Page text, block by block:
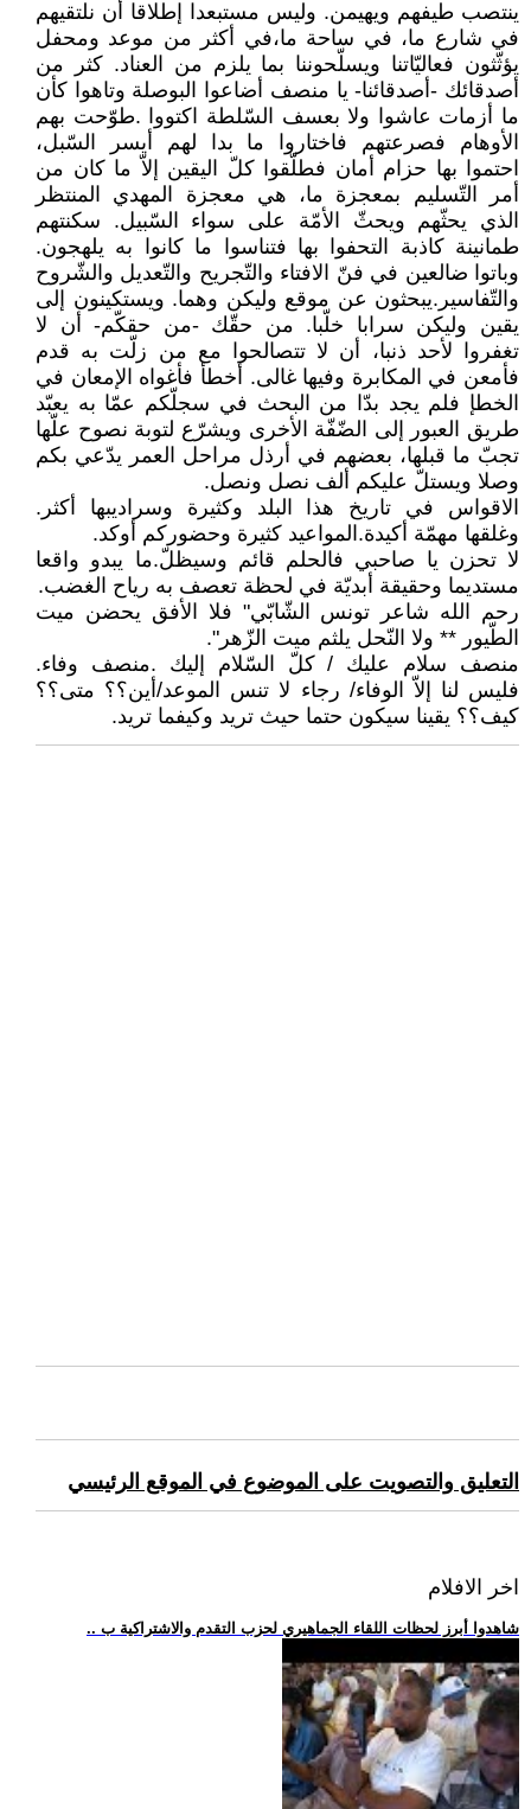
ينتصب طيفهم ويهيمن. وليس مستبعدا إطلاقا أن نلتقيهم
في شارع ما، في ساحة ما،في أكثر من موعد ومحفل
يؤثّثون فعاليّاتنا ويسلّحوننا بما يلزم من العناد. كثر من
أصدقائك -أصدقائنا- يا منصف أضاعوا البوصلة وتاهوا كأن
ما أزمات عاشوا ولا بعسف السّلطة اكتووا .طوّحت بهم
الأوهام فصرعتهم فاختاروا ما بدا لهم أيسر السّبل،
احتموا بها حزام أمان فطلّقوا كلّ اليقين إلاّ ما كان من
أمر التّسليم بمعجزة ما، هي معجزة المهدي المنتظر
الذي يحثّهم ويحثّ الأمّة على سواء السّبيل. سكنتهم
طمانينة كاذبة التحفوا بها فتناسوا ما كانوا به يلهجون.
وباتوا ضالعين في فنّ الافتاء والتّجريح والتّعديل والشّروح
والتّفاسير.يبحثون عن موقع وليكن وهما. ويستكينون إلى
يقين وليكن سرابا خلّبا. من حقّك -من حقكّم- أن لا
تغفروا لأحد ذنبا، أن لا تتصالحوا مع من زلّت به قدم
فأمعن في المكابرة وفيها غالى. أخطأ فأغواه الإمعان في
الخطإ فلم يجد بدّا من البحث في سجلّكم عمّا به يعبّد
طريق العبور إلى الضّفّة الأخرى ويشرّع لتوبة نصوح علّها
تجبّ ما قبلها، بعضهم في أرذل مراحل العمر يدّعي بكم
وصلا ويستلّ عليكم ألف نصل ونصل.
الاقواس في تاريخ هذا البلد وكثيرة وسراديبها أكثر.
وغلقها مهمّة أكيدة.المواعيد كثيرة وحضوركم أوكد.
لا تحزن يا صاحبي فالحلم قائم وسيظلّ.ما يبدو واقعا
مستديما وحقيقة أبديّة في لحظة تعصف به رياح الغضب.
رحم الله شاعر تونس الشّابّي" فلا الأفق يحضن ميت
الطّيور ** ولا النّحل يلثم ميت الزّهر".
منصف سلام عليك / كلّ السّلام إليك .منصف وفاء.
فليس لنا إلاّ الوفاء/ رجاء لا تنس الموعد/أين؟؟ متى؟؟
كيف؟؟ يقينا سيكون حتما حيث تريد وكيفما تريد.
التعليق والتصويت على الموضوع في الموقع الرئيسي
اخر الافلام
.. شاهدوا أبرز لحظات اللقاء الجماهيري لحزب التقدم والاشتراكية ب